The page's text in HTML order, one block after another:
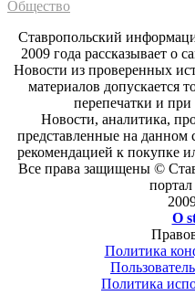
Общество
Ставропольский
2009 года рассказывает о
Новости из проверенных
материалов допускается
перепечатки и
Новости, аналитика,
представленные на данном
рекомендацией к покупке
Все права защищены ©
О
Политика
Политика